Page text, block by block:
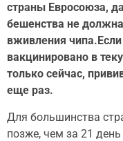
страны Евросоюза,
бешенства не
вживления
вакцинировано в
только сейчас,
еще раз.
Для большинства
позже, чем за 21